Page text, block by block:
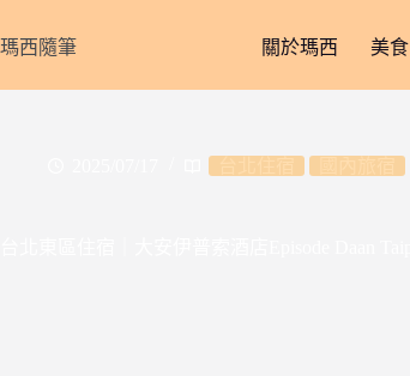
至
瑪西隨筆 關於瑪西 美食